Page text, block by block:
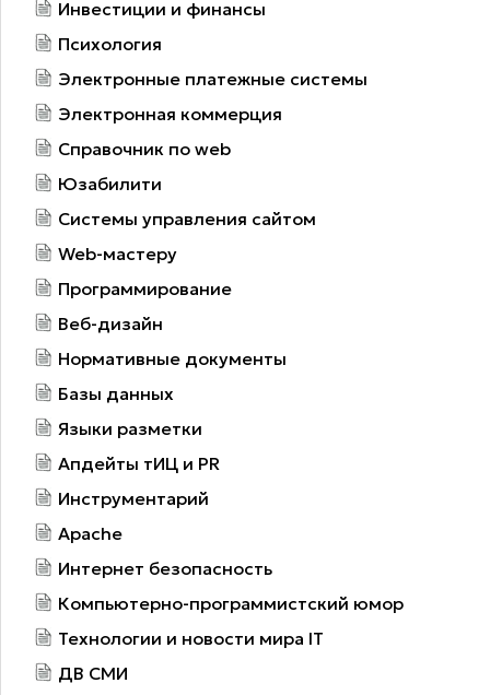
Инвестиции и финансы
Психология
Электронные платежные системы
Электронная коммерция
Справочник по web
Юзабилити
Системы управления сайтом
Web-мастеру
Программирование
Веб-дизайн
Нормативные документы
Базы данных
Языки разметки
Апдейты тИЦ и PR
Инструментарий
Apache
Интернет безопасность
Компьютерно-программистский юмор
Технологии и новости мира IT
ДВ СМИ